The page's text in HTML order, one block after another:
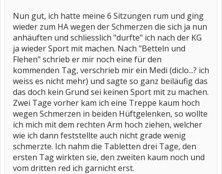
Nun gut, ich hatte meine 6 Sitzungen rum und ging
wieder zum HA wegen der Schmerzen die sich ja nun
anhäuften und schliesslich "durfte" ich nach der KG
ja wieder Sport mit machen. Nach "Betteln und
Flehen" schrieb er mir noch eine für den
kommenden Tag, verschrieb mir ein Medi (diclo...? ich
weiss es nicht mehr) und sagte so ganz beiläufig das
das doch kein Grund sei keinen Sport mit zu machen.
Zwei Tage vorher kam ich eine Treppe kaum hoch
wegen Schmerzen in beiden Hüftgelenken, so wollte
ich mich mit dem rechten Arm hoch ziehen, welcher
wie ich dann feststellte auch nicht grade wenig
schmerzte. Ich nahm die Tabletten drei Tage, den
ersten Tag wirkten sie, den zweiten kaum noch und
vom dritten red ich garnicht erst.